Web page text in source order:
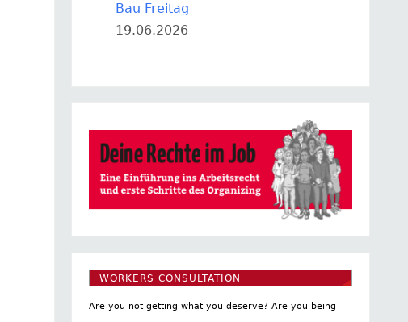
Bau Freitag
19.06.2026
WORKERS CONSULTATION
Are you not getting what you deserve? Are you being